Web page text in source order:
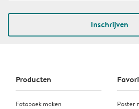
Inschrijven
Producten
Fotoboek maken
Poster